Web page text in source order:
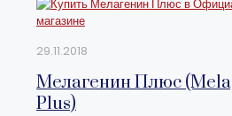
29.11.2018
Мелагенин Плюс
Plus)